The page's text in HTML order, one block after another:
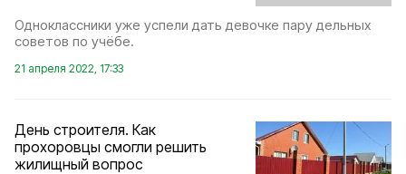
Одноклассники уже успели дать девочке пару дельных
советов по учёбе.
21 апреля 2022, 17:33
День строителя. Как
прохоровцы смогли решить
жилищный вопрос